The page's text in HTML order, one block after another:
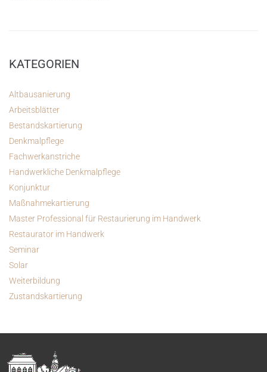
KATEGORIEN
Altbausanierung
Arbeitsblätter
Bestandskartierung
Denkmalpflege
Fachwerkanstriche
Handwerkliche Denkmalpflege
Konjunktur
Maßnahmekartierung
Master Professional für Restaurierung im Handwerk
Restaurator im Handwerk
Seminar
Solar
Weiterbildung
Zustandskartierung